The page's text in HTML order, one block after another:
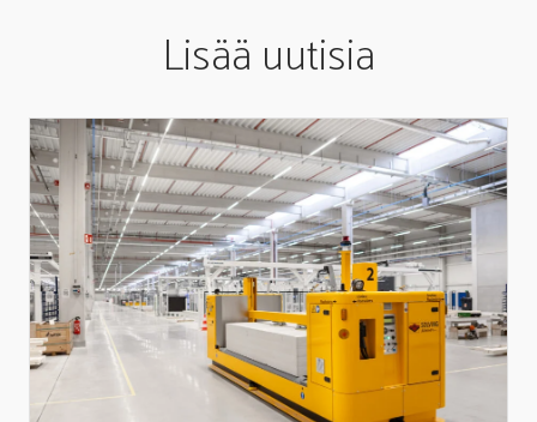
Lisää uutisia